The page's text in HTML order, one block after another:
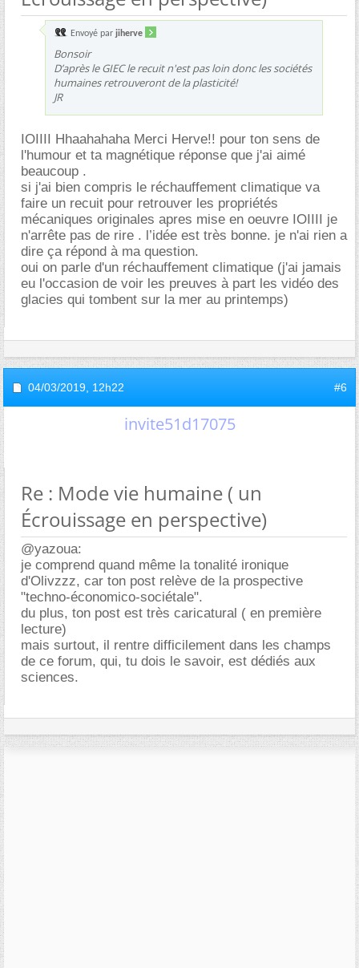
Envoyé par jiherve
Bonsoir
D’après le GIEC le recuit n'est pas loin donc les sociétés
humaines retrouveront de la plasticité!
JR
IOIIII Hhaahahaha Merci Herve!! pour ton sens de
l'humour et ta magnétique réponse que j'ai aimé
beaucoup .
si j'ai bien compris le réchauffement climatique va
faire un recuit pour retrouver les propriétés
mécaniques originales apres mise en oeuvre IOIIII je
n'arrête pas de rire . l’idée est très bonne. je n'ai rien a
dire ça répond à ma question.
oui on parle d'un réchauffement climatique (j'ai jamais
eu l'occasion de voir les preuves à part les vidéo des
glacies qui tombent sur la mer au printemps)
04/03/2019, 12h22 #6
invite51d17075
Re : Mode vie humaine ( un
Écrouissage en perspective)
@yazoua:
je comprend quand même la tonalité ironique
d'Olivzzz, car ton post relève de la prospective
"techno-économico-sociétale".
du plus, ton post est très caricatural ( en première
lecture)
mais surtout, il rentre difficilement dans les champs
de ce forum, qui, tu dois le savoir, est dédiés aux
sciences.